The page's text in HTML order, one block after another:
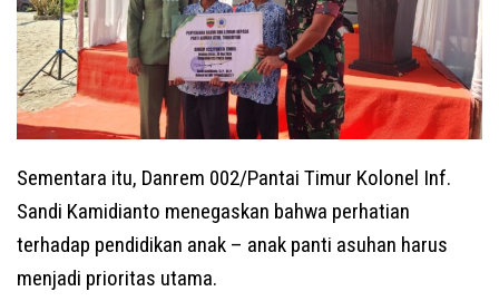
Sementara itu, Danrem 002/Pantai Timur Kolonel Inf.
Sandi Kamidianto menegaskan bahwa perhatian
terhadap pendidikan anak – anak panti asuhan harus
menjadi prioritas utama.